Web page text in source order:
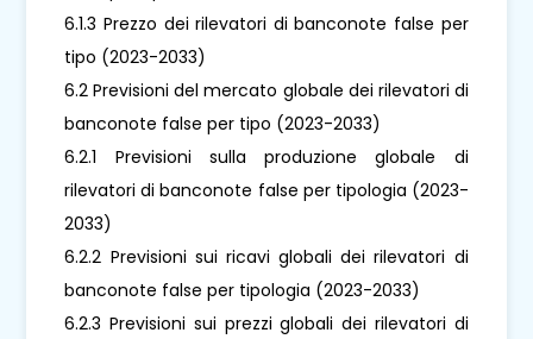
6.1.3 Prezzo dei rilevatori di banconote false per
tipo (2023-2033)
6.2 Previsioni del mercato globale dei rilevatori di
banconote false per tipo (2023-2033)
6.2.1 Previsioni sulla produzione globale di
rilevatori di banconote false per tipologia (2023-
2033)
6.2.2 Previsioni sui ricavi globali dei rilevatori di
banconote false per tipologia (2023-2033)
6.2.3 Previsioni sui prezzi globali dei rilevatori di